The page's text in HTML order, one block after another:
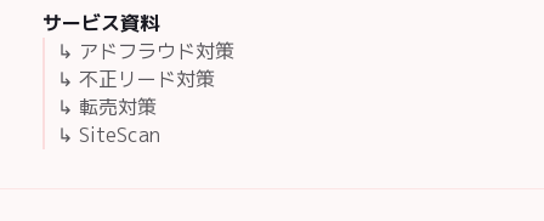
サービス資料
↳ アドフラウド対策
↳ 不正リード対策
↳ 転売対策
↳ SiteScan